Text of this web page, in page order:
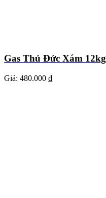
Gas Thủ Đức Xám 12kg
Giá: 480.000 ₫